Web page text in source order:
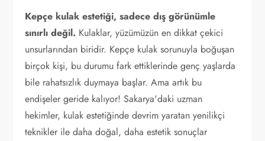
Kepçe kulak estetiği, sadece dış görünümle
sınırlı değil. Kulaklar, yüzümüzün en dikkat çekici
unsurlarından biridir. Kepçe kulak sorunuyla boğuşan
birçok kişi, bu durumu fark ettiklerinde genç yaşlarda
bile rahatsızlık duymaya başlar. Ama artık bu
endişeler geride kalıyor! Sakarya'daki uzman
hekimler, kulak estetiğinde devrim yaratan yenilikçi
teknikler ile daha doğal, daha estetik sonuçlar